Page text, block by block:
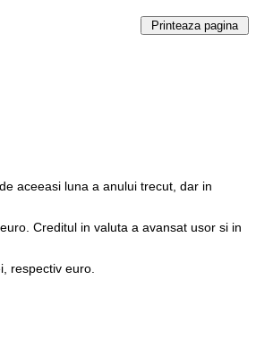
aceeasi luna a anului trecut, dar in
Creditul in valuta a avansat usor si in
respectiv euro.